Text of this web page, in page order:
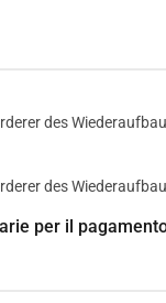
des
des
per il